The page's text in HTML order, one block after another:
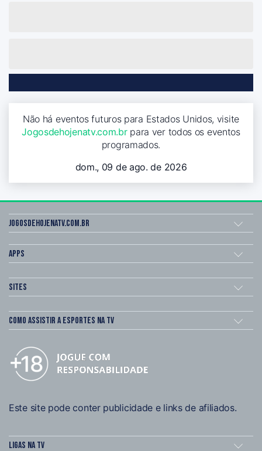
Não há eventos futuros para Estados Unidos, visite
Jogosdehojenatv.com.brpara ver todos os eventos
programados.
dom., 09 de ago. de 2026
Jogosdehojenatv.com.br
Apps
Sites
Como assistir a esportes na TV
Este site pode conter publicidade e links de afiliados.
Ligas na TV